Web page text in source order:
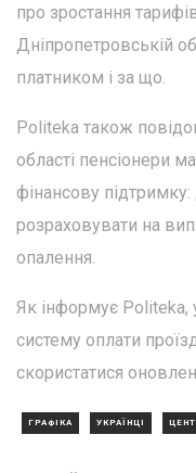
про зростання
Дніпропетровській
платником і за що.
Politeka також
області пенсіонери
фінансову
розраховувати на
опалення.
Як інформує Politeka,
систему оплати
скористатися
ГРАФІКА УКРАЇНЦІ